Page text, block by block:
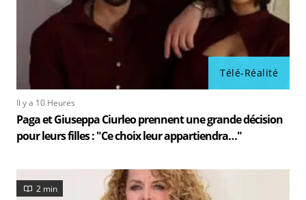
Télé-Réalité
Il y a 10 Heures
Paga et Giuseppa Ciurleo prennent une grande décision
pour leurs filles : "Ce choix leur appartiendra…"
2 min